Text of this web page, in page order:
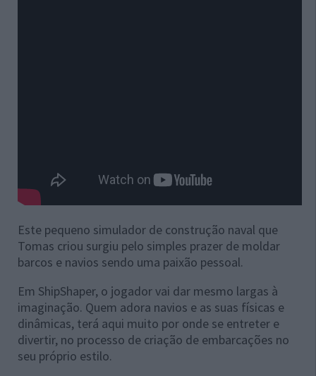
Este pequeno simulador de construção naval que
Tomas criou surgiu pelo simples prazer de moldar
barcos e navios sendo uma paixão pessoal.
Em ShipShaper, o jogador vai dar mesmo largas à
imaginação. Quem adora navios e as suas físicas e
dinâmicas, terá aqui muito por onde se entreter e
divertir, no processo de criação de embarcações no
seu próprio estilo.